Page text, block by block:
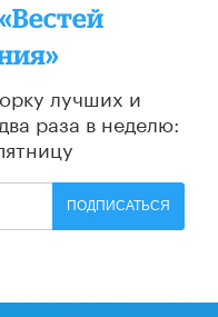
лучших и
два раза в неделю:
ПОДПИСАТЬСЯ